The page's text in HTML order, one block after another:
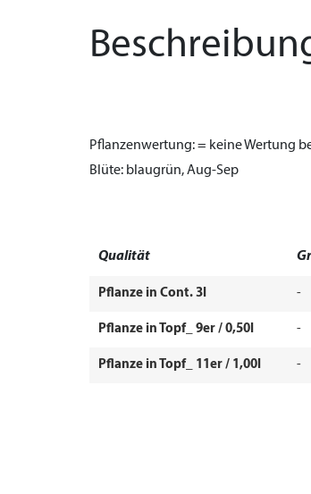
Pflanzenwertung:= keine Wertung
Blüte: blaugrün, Aug-Sep
Qualität
Pflanze in Cont. 3l -
Pflanze in Topf_ 9er / 0,50l -
Pflanze in Topf_ 11er / 1,00l -